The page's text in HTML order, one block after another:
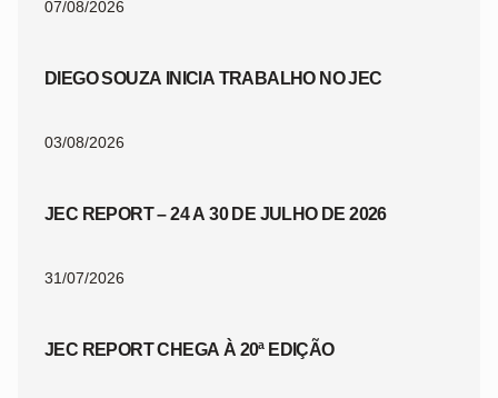
07/08/2026
DIEGO SOUZA INICIA TRABALHO NO JEC
03/08/2026
JEC REPORT – 24 A 30 DE JULHO DE 2026
31/07/2026
JEC REPORT CHEGA À 20ª EDIÇÃO